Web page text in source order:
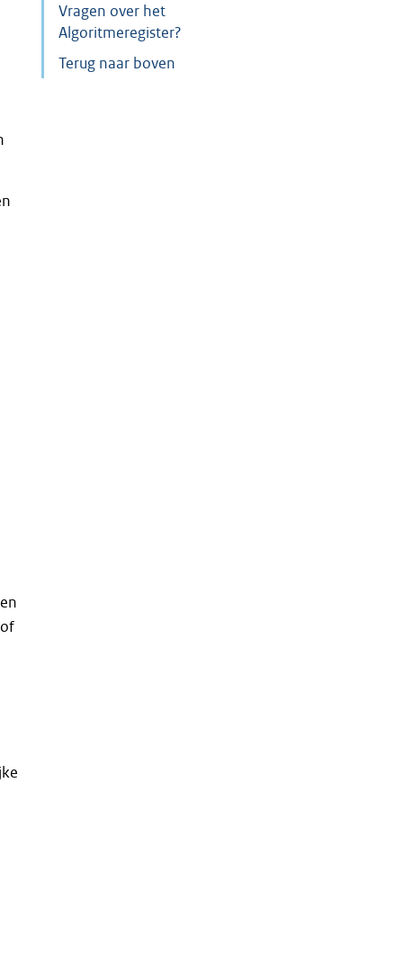
Vragen over het
Algoritmeregister?
Terug naar boven